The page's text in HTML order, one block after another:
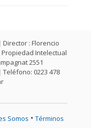
: Florencio
Intelectual
2551
0223 478
Somos • Términos